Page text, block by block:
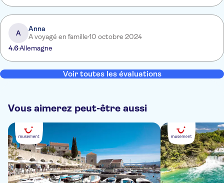
A
Anna
A voyagé en famille10 octobre 2024
4.6Allemagne
Voir toutes les évaluations
Vous aimerez peut-être aussi